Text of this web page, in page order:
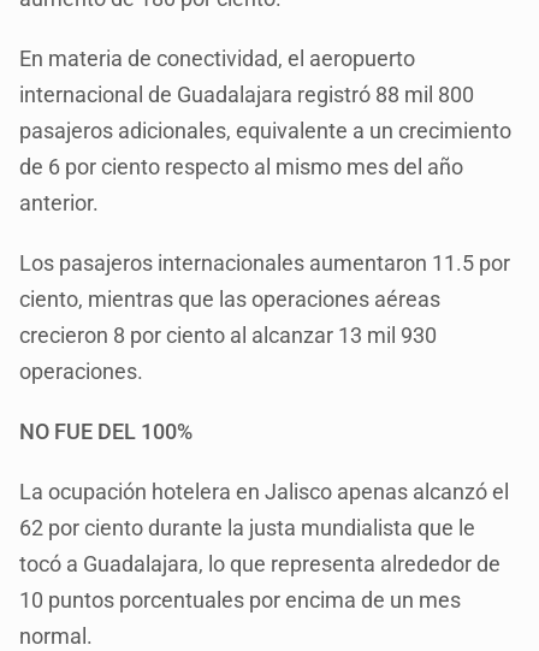
En materia de conectividad, el aeropuerto
internacional de Guadalajara registró 88 mil 800
pasajeros adicionales, equivalente a un crecimiento
de 6 por ciento respecto al mismo mes del año
anterior.
Los pasajeros internacionales aumentaron 11.5 por
ciento, mientras que las operaciones aéreas
crecieron 8 por ciento al alcanzar 13 mil 930
operaciones.
NO FUE DEL 100%
La ocupación hotelera en Jalisco apenas alcanzó el
62 por ciento durante la justa mundialista que le
tocó a Guadalajara, lo que representa alrededor de
10 puntos porcentuales por encima de un mes
normal.